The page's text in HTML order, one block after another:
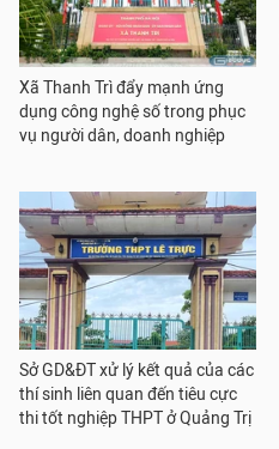
Xã Thanh Trì đẩy mạnh ứng
dụng công nghệ số trong phục
vụ người dân, doanh nghiệp
Sở GD&ĐT xử lý kết quả của các
thí sinh liên quan đến tiêu cực
thi tốt nghiệp THPT ở Quảng Trị